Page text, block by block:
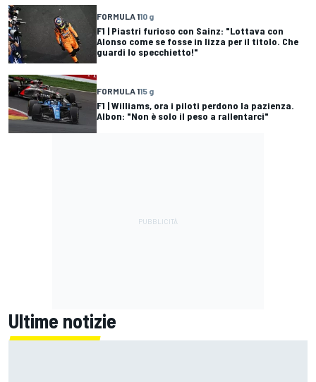
FORMULA 110 g
F1 | Piastri furioso con Sainz: "Lottava con
Alonso come se fosse in lizza per il titolo. Che
guardi lo specchietto!"
FORMULA 115 g
F1 | Williams, ora i piloti perdono la pazienza.
Albon: "Non è solo il peso a rallentarci"
Ultime notizie